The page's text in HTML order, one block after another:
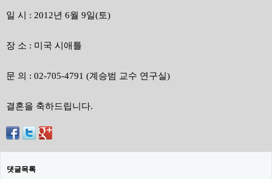
일 시 : 2012년 6월 9일(토)
장 소 : 미국 시애틀
문 의 : 02-705-4791 (계승범 교수 연구실)
결혼을 축하드립니다.
댓글목록